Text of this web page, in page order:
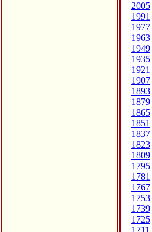
2005
1991
1977
1963
1949
1935
1921
1907
1893
1879
1865
1851
1837
1823
1809
1795
1781
1767
1753
1739
1725